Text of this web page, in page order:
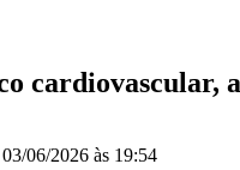
cardiovascular,
03/06/2026 às 19:54